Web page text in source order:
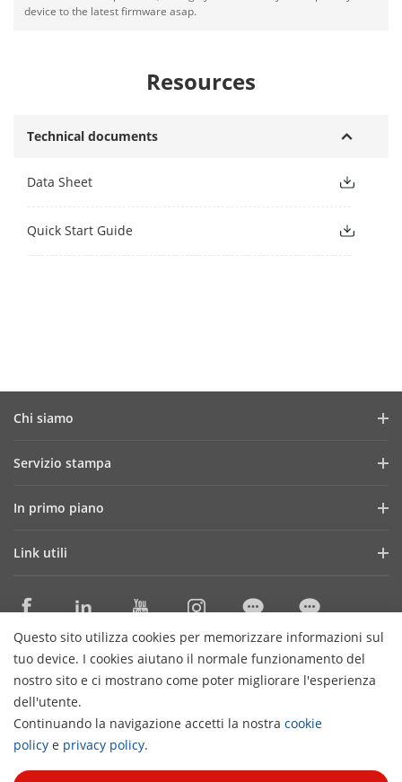
device to the latest firmware asap.
Resources
Technical documents
Data Sheet
Quick Start Guide
Questo sito utilizza cookies per memorizzare informazioni sul
tuo device. I cookies aiutano il normale funzionamento del
nostro sito e ci mostrano come poter migliorare l'esperienza
dell'utente.
Continuando la navigazione accetti la nostra cookie
policy e privacy policy.
Chi siamo
Lavora con noi
Seguici sui social
Servizio stampa
Eventi e fiere
In primo piano
SBOBOX
Solution Exclusive Selection
Link utili
Distributori Specializzati Sicurezza
Cataloghi ProExpert
Distributori Materiale Elettrico
Cataloghi HiWatch
Garanzie Prodotti
Discontinued products
Contattaci
© 2026 Hangzhou Hikvision Digital Technology Co., Ltd. All
Rights Reserved.